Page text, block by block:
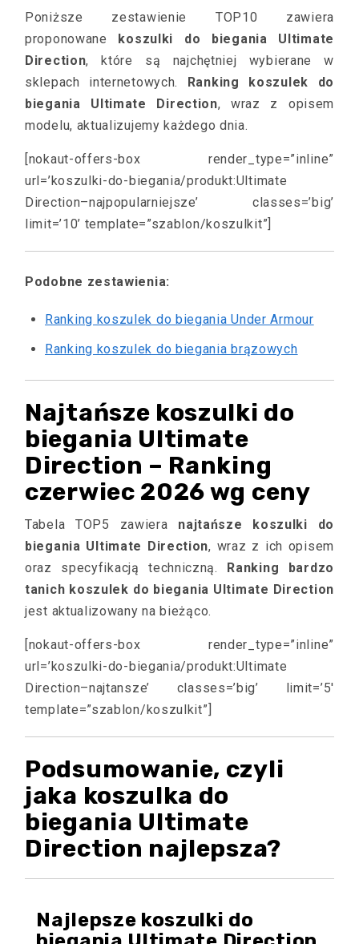
Poniższe zestawienie TOP10 zawiera
proponowane koszulki do biegania Ultimate
Direction, które są najchętniej wybierane w
sklepach internetowych. Ranking koszulek do
biegania Ultimate Direction, wraz z opisem
modelu, aktualizujemy każdego dnia.
[nokaut-offers-box render_type=”inline”
url=’koszulki-do-biegania/produkt:Ultimate
Direction–najpopularniejsze’ classes=’big’
limit=’10’ template=”szablon/koszulkit”]
Podobne zestawienia:
Ranking koszulek do biegania Under Armour
Ranking koszulek do biegania brązowych
Najtańsze koszulki do
biegania Ultimate
Direction – Ranking
czerwiec 2026 wg ceny
Tabela TOP5 zawiera najtańsze koszulki do
biegania Ultimate Direction, wraz z ich opisem
oraz specyfikacją techniczną. Ranking bardzo
tanich koszulek do biegania Ultimate Direction
jest aktualizowany na bieżąco.
[nokaut-offers-box render_type=”inline”
url=’koszulki-do-biegania/produkt:Ultimate
Direction–najtansze’ classes=’big’ limit=’5′
template=”szablon/koszulkit”]
Podsumowanie, czyli
jaka koszulka do
biegania Ultimate
Direction najlepsza?
Najlepsze koszulki do